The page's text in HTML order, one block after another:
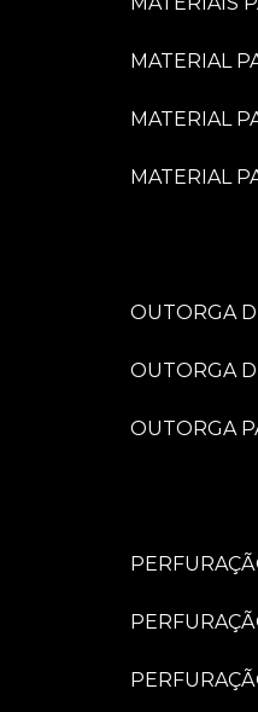
MATERIAL
MATERIAL
MATERIAL
OUTORGA
OUTORGA
OUTORGA